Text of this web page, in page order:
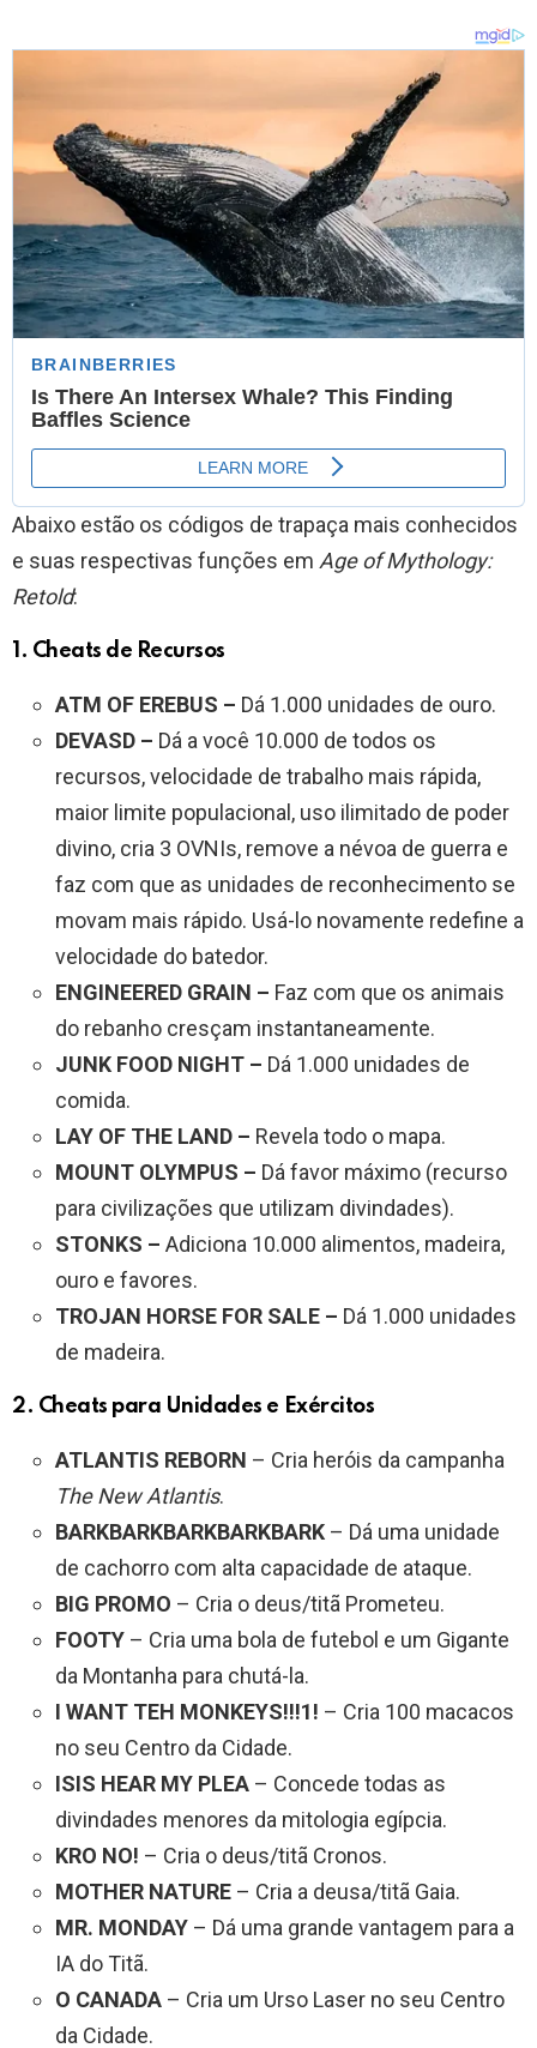
Abaixo estão os códigos de trapaça mais conhecidos
e suas respectivas funções em Age of Mythology:
Retold:
1. Cheats de Recursos
ATM OF EREBUS – Dá 1.000 unidades de ouro.
DEVASD – Dá a você 10.000 de todos os
recursos, velocidade de trabalho mais rápida,
maior limite populacional, uso ilimitado de poder
divino, cria 3 OVNIs, remove a névoa de guerra e
faz com que as unidades de reconhecimento se
movam mais rápido. Usá-lo novamente redefine a
velocidade do batedor.
ENGINEERED GRAIN – Faz com que os animais
do rebanho cresçam instantaneamente.
JUNK FOOD NIGHT – Dá 1.000 unidades de
comida.
LAY OF THE LAND – Revela todo o mapa.
MOUNT OLYMPUS – Dá favor máximo (recurso
para civilizações que utilizam divindades).
STONKS – Adiciona 10.000 alimentos, madeira,
ouro e favores.
TROJAN HORSE FOR SALE – Dá 1.000 unidades
de madeira.
2. Cheats para Unidades e Exércitos
ATLANTIS REBORN – Cria heróis da campanha
The New Atlantis.
BARKBARKBARKBARKBARK – Dá uma unidade
de cachorro com alta capacidade de ataque.
BIG PROMO – Cria o deus/titã Prometeu.
FOOTY – Cria uma bola de futebol e um Gigante
da Montanha para chutá-la.
I WANT TEH MONKEYS!!!1! – Cria 100 macacos
no seu Centro da Cidade.
ISIS HEAR MY PLEA – Concede todas as
divindades menores da mitologia egípcia.
KRO NO! – Cria o deus/titã Cronos.
MOTHER NATURE – Cria a deusa/titã Gaia.
MR. MONDAY – Dá uma grande vantagem para a
IA do Titã.
O CANADA – Cria um Urso Laser no seu Centro
da Cidade.